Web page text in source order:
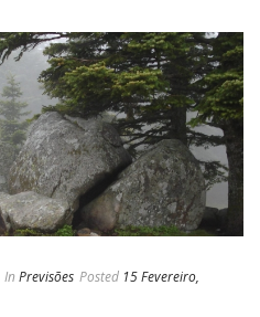
In Previsões Posted 15 Fevereiro,